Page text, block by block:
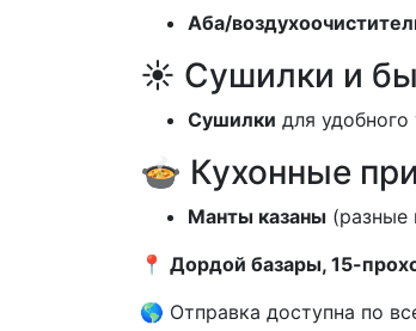
Аба/
☀️ Сушилки и
Сушилки для
🍲 Кухонные
Манты казаны (разные
📍 Дордой базары, 15-
🌎 Отправка доступна по